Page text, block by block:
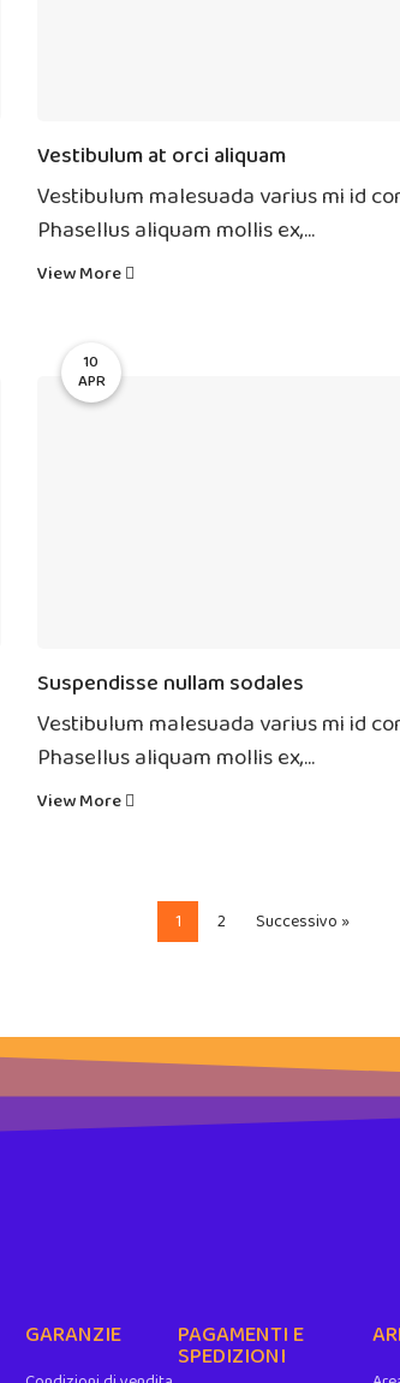
Vestibulum at orci aliquam
Vestibulum malesuada varius mi id
Phasellus aliquam mollis ex,...
View More
10
APR
Suspendisse nullam sodales
Vestibulum malesuada varius mi id
Phasellus aliquam mollis ex,...
View More
1 2 Successivo »
GARANZIE PAGAMENTI E
SPEDIZIONI